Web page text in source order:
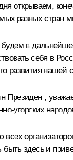
открываем,
разных стран
в
себя в
развития
Президент,
угорских
всех
здесь и